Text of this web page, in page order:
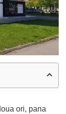
ori, pana